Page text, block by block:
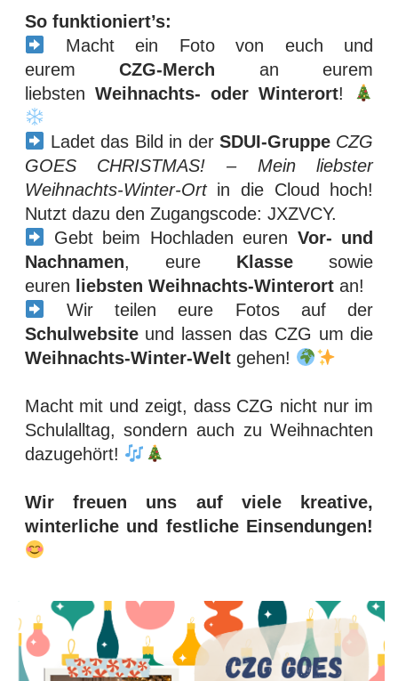
So funktioniert’s:
Macht ein Foto von euch und
euremCZG-Merch an eurem
liebsten Weihnachts- oder Winterort!
Ladet das Bild in derSDUI-Gruppe CZG
GOES CHRISTMAS! – Mein liebster
Weihnachts-Winter-Ort in die Cloud hoch!
Nutzt dazu den Zugangscode: JXZVCY.
Gebt beim Hochladen euren Vor- und
Nachnamen, eureKlasse sowie
euren
liebsten Weihnachts-Winterortan!
Wir teilen eure Fotos auf der
Schulwebsite und lassen das CZG um die
Weihnachts-Winter-Weltgehen!
Macht mit und zeigt, dass CZG nicht nur im
Schulalltag, sondern auch zu Weihnachten
dazugehört!
Wir freuen uns auf viele kreative,
winterliche und festliche Einsendungen!